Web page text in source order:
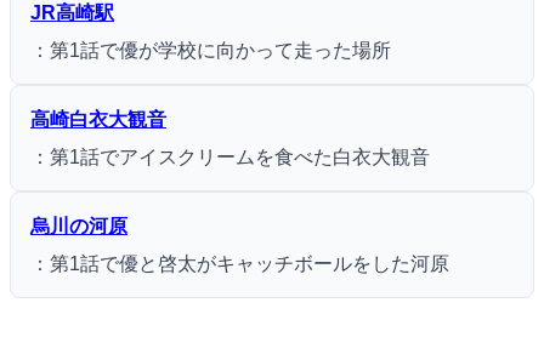
JR高崎駅
：第1話で優が学校に向かって走った場所
高崎白衣大観音
：第1話でアイスクリームを食べた白衣大観音
烏川の河原
：第1話で優と啓太がキャッチボールをした河原